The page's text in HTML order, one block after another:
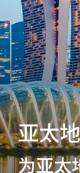
亚太
为亚太